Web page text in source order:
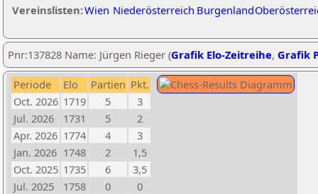
Vereinslisten:Wien Niederösterreich Burgenland
Pnr:137828 Name: Jürgen Rieger (Grafik Elo-Zeitreihe, Grafik
Periode Elo Partien Pkt.
Oct. 2026 1719 5
3
Jul. 2026
1731 5
2
Apr. 2026 1774 4
3
Jan. 2026 1748 2
1,5
Oct. 2025 1735 6
3,5
Jul. 2025
1758 0
0